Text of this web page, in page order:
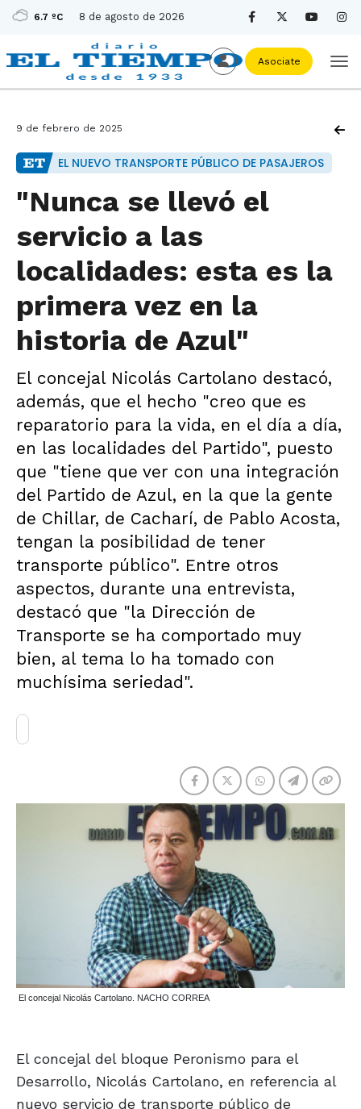
6.7 ºC 8 de agosto de 2026
Asociate
9 de febrero de 2025
EL NUEVO TRANSPORTE PÚBLICO DE PASAJEROS
"Nunca se llevó el
servicio a las
localidades: esta es la
primera vez en la
historia de Azul"
El concejal Nicolás Cartolano destacó,
además, que el hecho "creo que es
reparatorio para la vida, en el día a día,
en las localidades del Partido", puesto
que "tiene que ver con una integración
del Partido de Azul, en la que la gente
de Chillar, de Cacharí, de Pablo Acosta,
tengan la posibilidad de tener
transporte público". Entre otros
aspectos, durante una entrevista,
destacó que "la Dirección de
Transporte se ha comportado muy
bien, al tema lo ha tomado con
muchísima seriedad".
El concejal Nicolás Cartolano. NACHO CORREA
El concejal del bloque Peronismo para el
Desarrollo, Nicolás Cartolano, en referencia al
nuevo servicio de transporte público de